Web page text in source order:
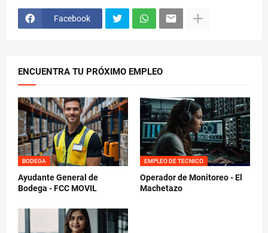
Facebook
ENCUENTRA TU PRÓXIMO EMPLEO
BODEGA
Ayudante General de
Bodega - FCC MOVIL
EMPLEO DE TECNICO
Operador de Monitoreo - El
Machetazo